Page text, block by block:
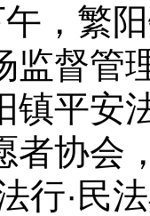
繁阳
监督管
镇平安
者协会
行·民